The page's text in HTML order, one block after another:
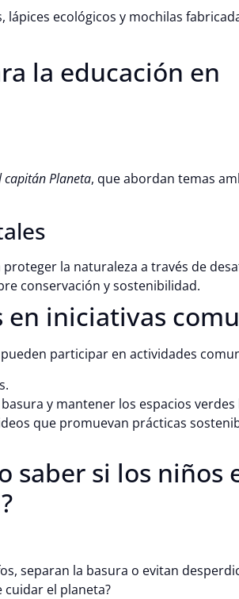
ecológicos y mochilas
la educación en
capitán Planeta, que abordan temas
la naturaleza a través de
conservación y sostenibilidad.
en iniciativas
participar en actividades
y mantener los espacios
que promuevan prácticas
saber si los niños
separan la basura o evitan
cuidar el planeta?